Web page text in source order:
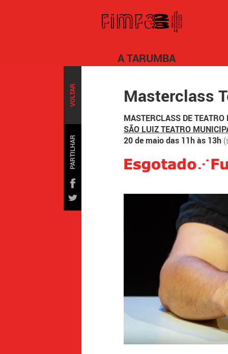
A TARUMBA
VOLTAR
PARTILHAR
Masterclass
MASTERCLASS DE
SÃO LUIZ TEATRO
20 de maio das 11h às 13h